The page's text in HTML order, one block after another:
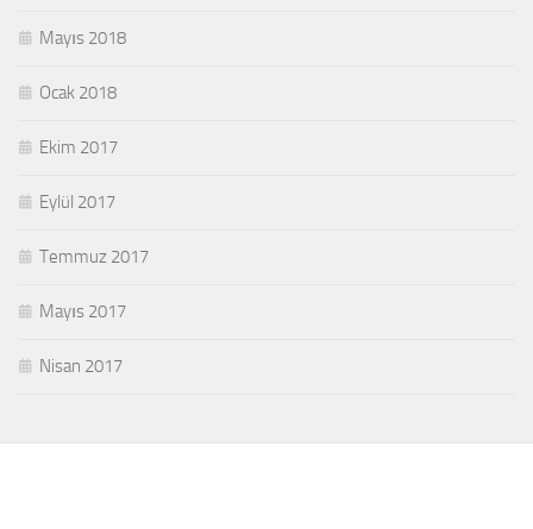
Mayıs 2018
Ocak 2018
Ekim 2017
Eylül 2017
Temmuz 2017
Mayıs 2017
Nisan 2017